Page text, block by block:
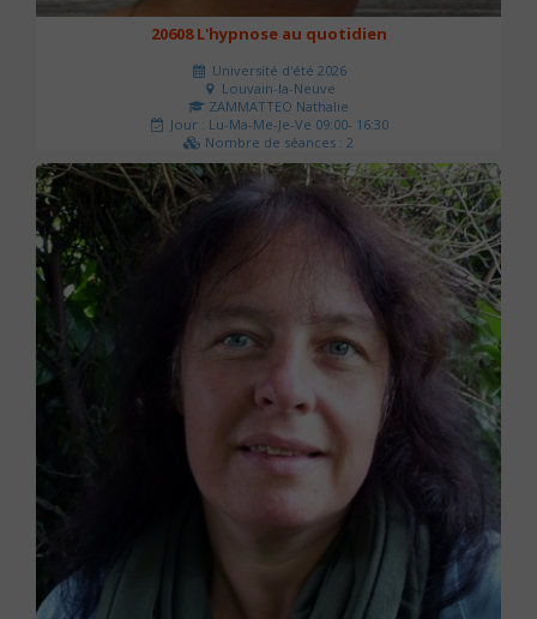
20608 L'hypnose au quotidien
Université d'été 2026
Louvain-la-Neuve
ZAMMATTEO Nathalie
Jour : Lu-Ma-Me-Je-Ve 09:00- 16:30
Nombre de séances : 2
140 €